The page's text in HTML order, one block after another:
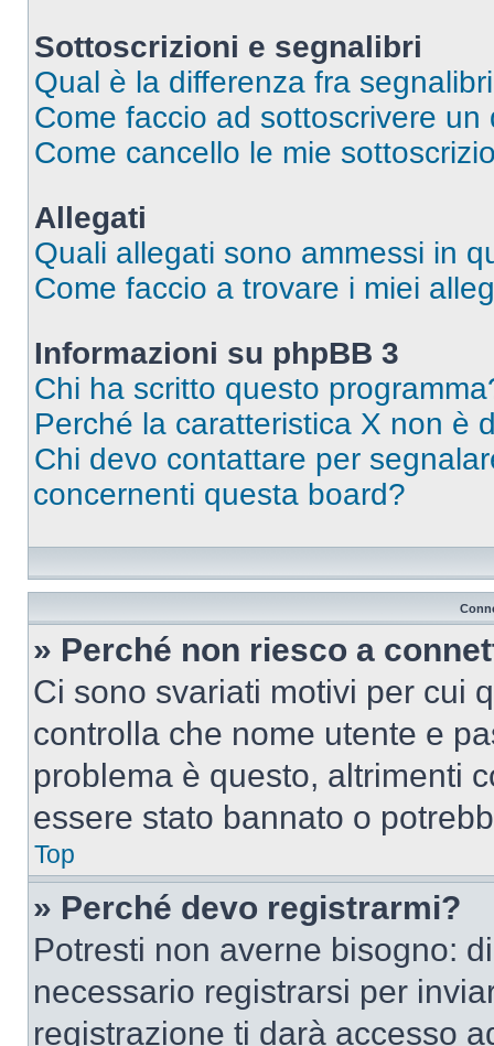
Sottoscrizioni e segnalibri
Qual è la differenza fra
Come faccio ad sottoscrivere
Come cancello le mie
Allegati
Quali allegati sono ammessi in
Come faccio a trovare i miei
Informazioni su phpBB 3
Chi ha scritto questo
Perché la caratteristica X non è
Chi devo contattare per
concernenti questa board?
» Perché non riesco a
Ci sono svariati motivi per cui
controlla che nome utente e
problema è questo, altrimenti
essere stato bannato o
Top
» Perché devo registrarmi?
Potresti non averne bisogno:
necessario registrarsi per
registrazione ti darà accesso